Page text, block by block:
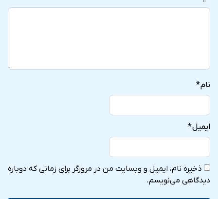
نام*
ایمیل*
ذخیره نام، ایمیل و وبسایت من در مرورگر برای زمانی که دوباره
دیدگاهی می‌نویسم.